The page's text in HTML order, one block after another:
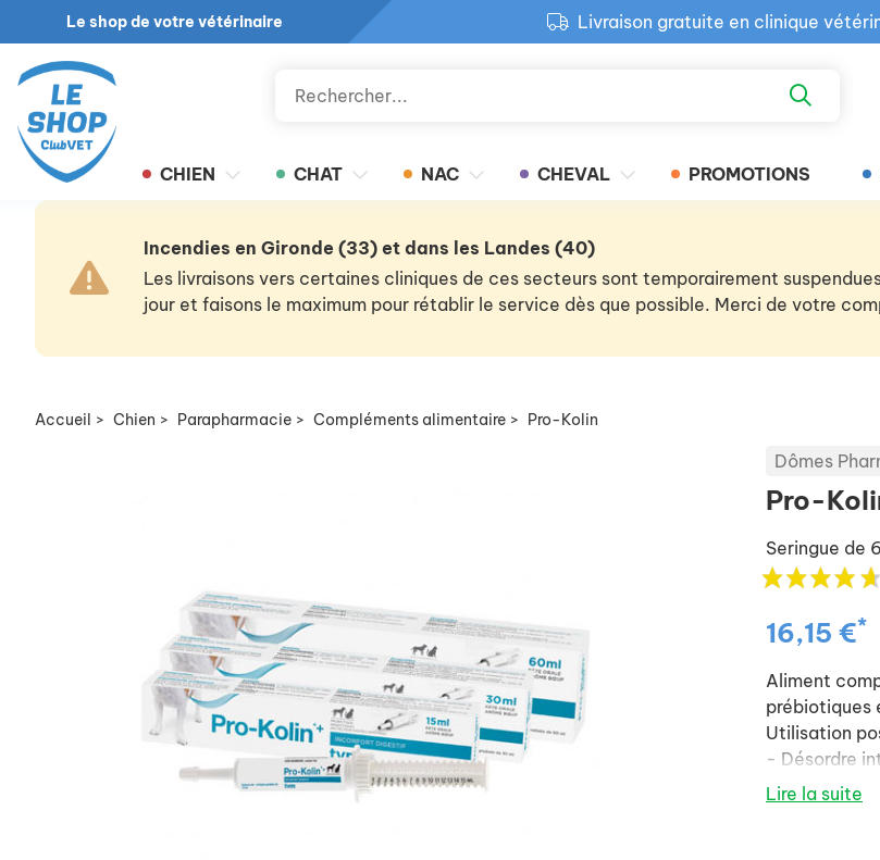
Le shop de votre vétérinaire
Livraison gratuite en clinique
Retour produit gratuit en clinique
CHIEN CHAT NAC CHEVAL PROMOTIONS
Incendies en Gironde (33) et dans les Landes (40)
Les livraisons vers certaines cliniques de ces secteurs sont temporairement
jour et faisons le maximum pour rétablir le service dès que possible. Merci de votre
Accueil > Chien > Parapharmacie > Compléments alimentaire > Pro-Kolin
Dômes
Pro-
Seringue de
16,15 €*
Aliment
prébiotiques
Utilisation
- Désordre
- Prévention
Lire la suite